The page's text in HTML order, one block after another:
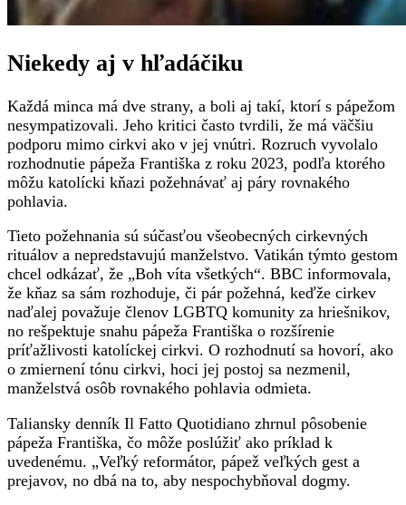
Niekedy aj v hľadáčiku
Každá minca má dve strany, a boli aj takí, ktorí s pápežom
nesympatizovali. Jeho kritici často tvrdili, že má väčšiu
podporu mimo cirkvi ako v jej vnútri. Rozruch vyvolalo
rozhodnutie pápeža Františka z roku 2023, podľa ktorého
môžu katolícki kňazi požehnávať aj páry rovnakého
pohlavia.
Tieto požehnania sú súčasťou všeobecných cirkevných
rituálov a nepredstavujú manželstvo. Vatikán týmto gestom
chcel odkázať, že „Boh víta všetkých“. BBC informovala,
že kňaz sa sám rozhoduje, či pár požehná, keďže cirkev
naďalej považuje členov LGBTQ komunity za hriešnikov,
no rešpektuje snahu pápeža Františka o rozšírenie
príťažlivosti katolíckej cirkvi. O rozhodnutí sa hovorí, ako
o zmiernení tónu cirkvi, hoci jej postoj sa nezmenil,
manželstvá osôb rovnakého pohlavia odmieta.
Taliansky denník Il Fatto Quotidiano zhrnul pôsobenie
pápeža Františka, čo môže poslúžiť ako príklad k
uvedenému. „Veľký reformátor, pápež veľkých gest a
prejavov, no dbá na to, aby nespochybňoval dogmy.